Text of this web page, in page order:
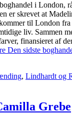
i London,
er skrevet at
til London
liv. Sammen
finansieret af
Den sidste
, Lindhardt og
Grebe